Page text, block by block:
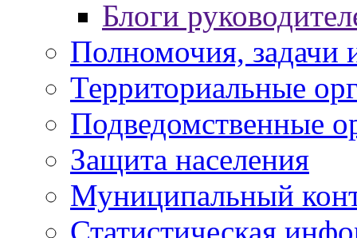
Блоги
Полномочия, задачи
Территориальные
Подведомственные
Защита населения
Муниципальный